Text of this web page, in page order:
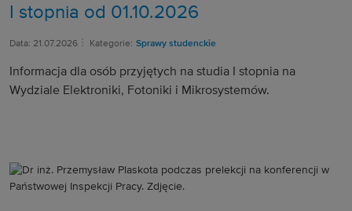
I stopnia od 01.10.2026
Data: 21.07.2026 Kategorie: Sprawy studenckie
Informacja dla osób przyjętych na studia I stopnia na
Wydziale Elektroniki, Fotoniki i Mikrosystemów.